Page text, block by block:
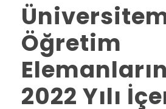
Öğretim
2022 Yılı